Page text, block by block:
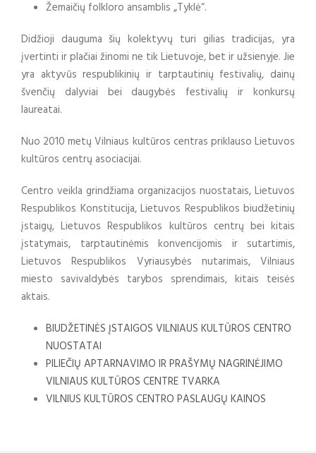
Žemaičių folkloro ansamblis „Tyklė“.
Didžioji dauguma šių kolektyvų turi gilias tradicijas, yra
įvertinti ir plačiai žinomi ne tik Lietuvoje, bet ir užsienyje. Jie
yra aktyvūs respublikinių ir tarptautinių festivalių, dainų
švenčių dalyviai bei daugybės festivalių ir konkursų
laureatai.
Nuo 2010 metų Vilniaus kultūros centras priklauso Lietuvos
kultūros centrų asociacijai.
Centro veikla grindžiama organizacijos nuostatais, Lietuvos
Respublikos Konstitucija, Lietuvos Respublikos biudžetinių
įstaigų, Lietuvos Respublikos kultūros centrų bei kitais
įstatymais, tarptautinėmis konvencijomis ir sutartimis,
Lietuvos Respublikos Vyriausybės nutarimais, Vilniaus
miesto savivaldybės tarybos sprendimais, kitais teisės
aktais.
BIUDŽETINĖS ĮSTAIGOS VILNIAUS KULTŪROS CENTRO
NUOSTATAI
PILIEČIŲ APTARNAVIMO IR PRAŠYMŲ NAGRINĖJIMO
VILNIAUS KULTŪROS CENTRE TVARKA
VILNIUS KULTŪROS CENTRO PASLAUGŲ KAINOS